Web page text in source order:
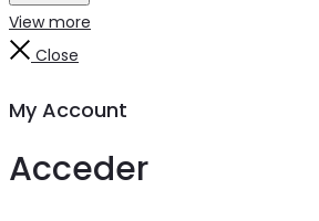
View more
Close
My Account
Acceder